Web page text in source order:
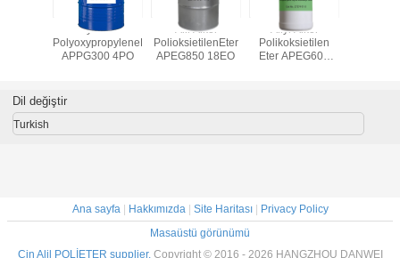
Allyl Alkol
PolyoxypropyleneEther
APPG300 4PO
Alil Alkol
PolioksietilenEter
APEG850 18EO
Allyl Alkol
Polikoksietilen
Eter APEG600
Dil değiştir
Turkish
Ana sayfa| Hakkımızda| Site Haritası| Privacy Policy
Masaüstü görünümü
Çin Alil POLİETER supplier. Copyright © 2016 - 2026 HANGZHOU DANWEI